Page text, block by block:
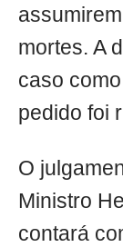
mortes. A
caso
pedido foi
O
Ministro
contará